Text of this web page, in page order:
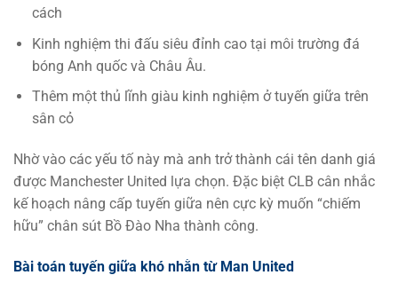
cách
Kinh nghiệm thi đấu siêu đỉnh cao tại môi trường đá
bóng Anh quốc và Châu Âu.
Thêm một thủ lĩnh giàu kinh nghiệm ở tuyến giữa trên
sân cỏ
Nhờ vào các yếu tố này mà anh trở thành cái tên danh giá
được Manchester United lựa chọn. Đặc biệt CLB cân nhắc
kế hoạch nâng cấp tuyến giữa nên cực kỳ muốn “chiếm
hữu” chân sút Bồ Đào Nha thành công.
Bài toán tuyến giữa khó nhằn từ Man United